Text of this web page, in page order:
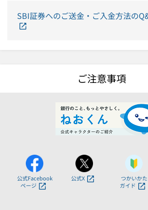
SBI証券へのご送金・ご入金方法の
ご注意事項
公式Facebook
ページ
公式X
つかいかた
ガイド